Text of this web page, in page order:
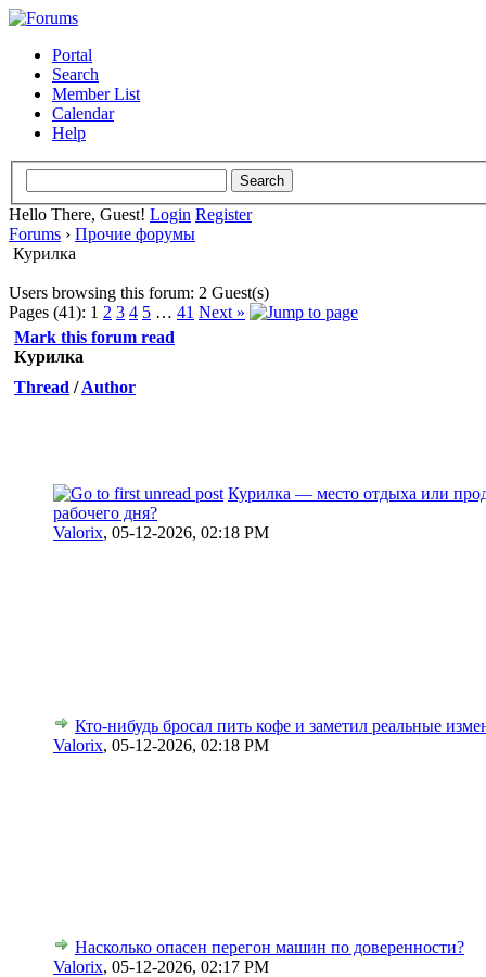
Portal
Search
Member List
Calendar
Help
Hello There, Guest! Login Register
Forums › Прочие форумы
Курилка
Users browsing this forum: 2 Guest(s)
Pages (41): 1 2 3 4 5 … 41 Next »
Mark this forum read
Курилка
Thread /Author
Курилка — место отдыха или
рабочего дня?
Valorix, 05-12-2026, 02:18 PM
Кто-нибудь бросал пить кофе и заметил реальные
Valorix, 05-12-2026, 02:18 PM
Насколько опасен перегон машин по доверенности?
Valorix, 05-12-2026, 02:17 PM